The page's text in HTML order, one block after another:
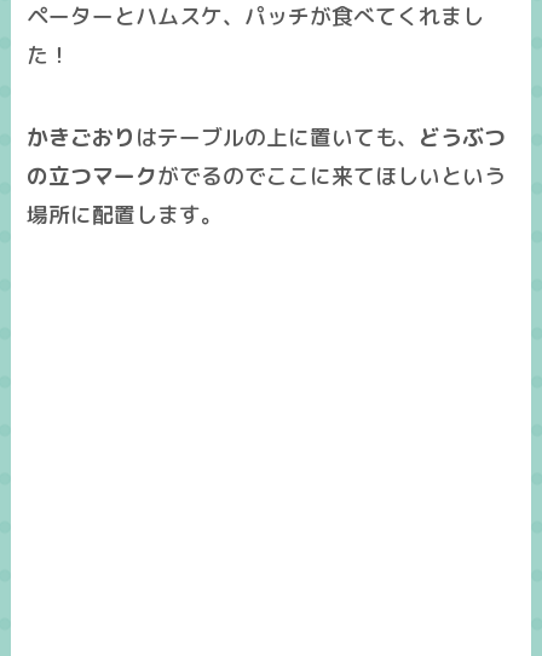
ペーターとハムスケ、パッチが食べてくれまし
た！
かきごおり はテーブルの上に置いても、 どうぶつ
の立つマークがでるのでここに来てほしいという
場所に配置します。